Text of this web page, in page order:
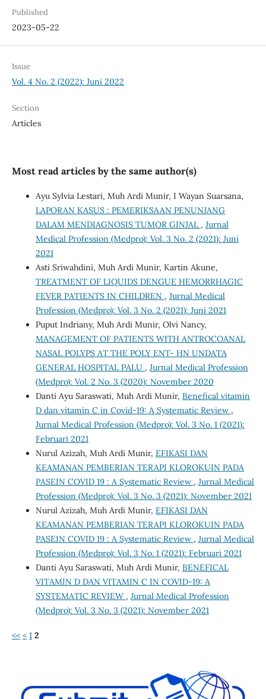
Published
2023-05-22
Issue
Vol. 4 No. 2 (2022): Juni 2022
Section
Articles
Most read articles by the same author(s)
Ayu Sylvia Lestari, Muh Ardi Munir, I Wayan Suarsana,
LAPORAN KASUS : PEMERIKSAAN PENUNJANG
DALAM MENDIAGNOSIS TUMOR GINJAL , Jurnal
Medical Profession (Medpro): Vol. 3 No. 2 (2021): Juni
2021
Asti Sriwahdini, Muh Ardi Munir, Kartin Akune,
TREATMENT OF LIQUIDS DENGUE HEMORRHAGIC
FEVER PATIENTS IN CHILDREN , Jurnal Medical
Profession (Medpro): Vol. 3 No. 2 (2021): Juni 2021
Puput Indriany, Muh Ardi Munir, Olvi Nancy,
MANAGEMENT OF PATIENTS WITH ANTROCOANAL
NASAL POLYPS AT THE POLY ENT- HN UNDATA
GENERAL HOSPITAL PALU , Jurnal Medical Profession
(Medpro): Vol. 2 No. 3 (2020): November 2020
Danti Ayu Saraswati, Muh Ardi Munir, Benefical vitamin
D dan vitamin C in Covid-19: A Systematic Review ,
Jurnal Medical Profession (Medpro): Vol. 3 No. 1 (2021):
Februari 2021
Nurul Azizah, Muh Ardi Munir, EFIKASI DAN
KEAMANAN PEMBERIAN TERAPI KLOROKUIN PADA
PASEIN COVID 19 : A Systematic Review , Jurnal Medical
Profession (Medpro): Vol. 3 No. 3 (2021): November 2021
Nurul Azizah, Muh Ardi Munir, EFIKASI DAN
KEAMANAN PEMBERIAN TERAPI KLOROKUIN PADA
PASEIN COVID 19 : A Systematic Review , Jurnal Medical
Profession (Medpro): Vol. 3 No. 1 (2021): Februari 2021
Danti Ayu Saraswati, Muh Ardi Munir, BENEFICAL
VITAMIN D DAN VITAMIN C IN COVID-19: A
SYSTEMATIC REVIEW , Jurnal Medical Profession
(Medpro): Vol. 3 No. 3 (2021): November 2021
<< < 1 2